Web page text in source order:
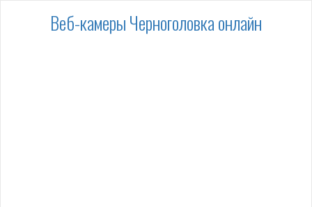
Веб-камеры Черноголовка онлайн